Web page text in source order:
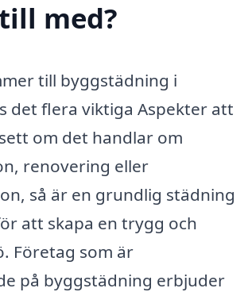
med?
till byggstädning i
det flera viktiga Aspekter att
om det handlar om
renovering eller
så är en grundlig städning
att skapa en trygg och
Företag som är
på byggstädning erbjuder